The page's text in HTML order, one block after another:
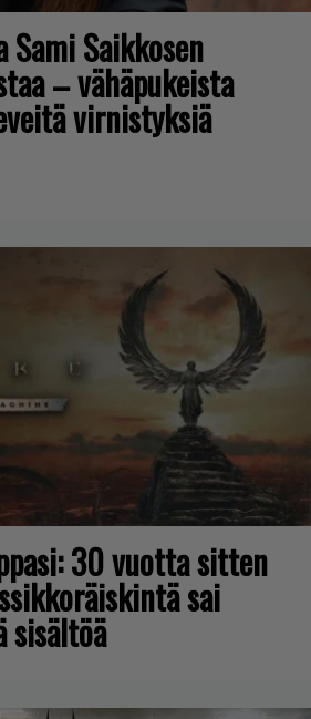
Sami Saikkosen
– vähäpukeista
virnistyksiä
30 vuotta sitten
sai
sisältöä